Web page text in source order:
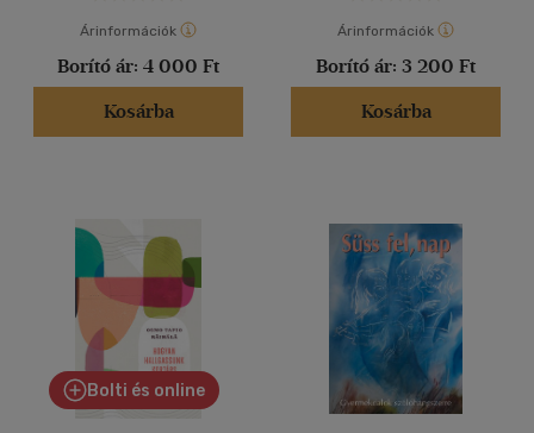
Árinformációk
Borító ár: 4 000 Ft
Kosárba
Árinformációk
Borító ár: 3 200 Ft
Kosárba
Bolti és online